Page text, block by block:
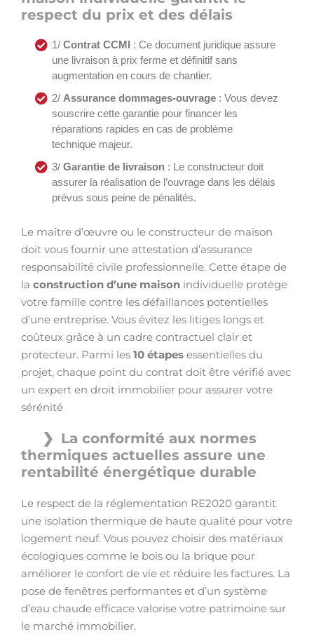
respect du prix et des délais
1/ Contrat CCMI : Ce document juridique assure
une livraison à prix ferme et définitif sans
augmentation en cours de chantier.
2/ Assurance dommages-ouvrage : Vous devez
souscrire cette garantie pour financer les
réparations rapides en cas de problème
technique majeur.
3/ Garantie de livraison : Le constructeur doit
assurer la réalisation de l’ouvrage dans les délais
prévus sous peine de pénalités.
Le maître d’œuvre ou le constructeur de maison
doit vous fournir une attestation d’assurance
responsabilité civile professionnelle. Cette étape de
la construction d’une maison individuelle protège
votre famille contre les défaillances potentielles
d’une entreprise. Vous évitez les litiges longs et
coûteux grâce à un cadre contractuel clair et
protecteur. Parmi les 10 étapes essentielles du
projet, chaque point du contrat doit être vérifié avec
un expert en droit immobilier pour assurer votre
sérénité
La conformité aux normes
thermiques actuelles assure une
rentabilité énergétique durable
Le respect de la réglementation RE2020 garantit
une isolation thermique de haute qualité pour votre
logement neuf. Vous pouvez choisir des matériaux
écologiques comme le bois ou la brique pour
améliorer le confort de vie et réduire les factures. La
pose de fenêtres performantes et d’un système
d’eau chaude efficace valorise votre patrimoine sur
le marché immobilier.